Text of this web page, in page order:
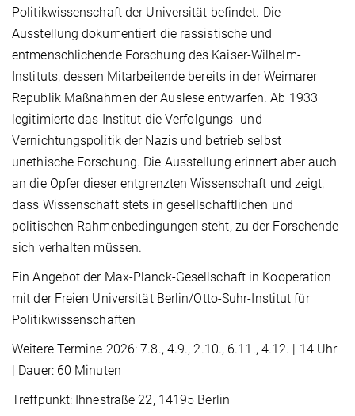
Politikwissenschaft der Universität befindet. Die
Ausstellung dokumentiert die rassistische und
entmenschlichende Forschung des Kaiser-Wilhelm-
Instituts, dessen Mitarbeitende bereits in der Weimarer
Republik Maßnahmen der Auslese entwarfen. Ab 1933
legitimierte das Institut die Verfolgungs- und
Vernichtungspolitik der Nazis und betrieb selbst
unethische Forschung. Die Ausstellung erinnert aber auch
an die Opfer dieser entgrenzten Wissenschaft und zeigt,
dass Wissenschaft stets in gesellschaftlichen und
politischen Rahmenbedingungen steht, zu der Forschende
sich verhalten müssen.
Ein Angebot der Max-Planck-Gesellschaft in Kooperation
mit der Freien Universität Berlin/Otto-Suhr-Institut für
Politikwissenschaften
Weitere Termine 2026: 7.8., 4.9., 2.10., 6.11., 4.12. | 14 Uhr
| Dauer: 60 Minuten
Treffpunkt: Ihnestraße 22, 14195 Berlin